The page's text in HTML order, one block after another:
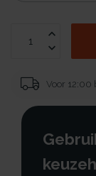
Voor 12:00